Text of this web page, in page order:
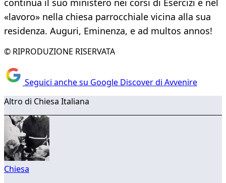
continua il suo ministero nei corsi di Esercizi e nel
«lavoro» nella chiesa parrocchiale vicina alla sua
residenza. Auguri, Eminenza, e ad multos annos!
© RIPRODUZIONE RISERVATA
Seguici anche su Google Discover di Avvenire
Altro di Chiesa Italiana
Chiesa